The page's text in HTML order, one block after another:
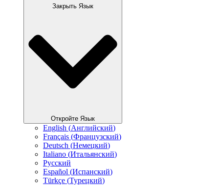
Закрыть Язык
Откройте Язык
English (Английский)
Français (Французский)
Deutsch (Немецкий)
Italiano (Итальянский)
Русский
Español (Испанский)
Türkçe (Турецкий)